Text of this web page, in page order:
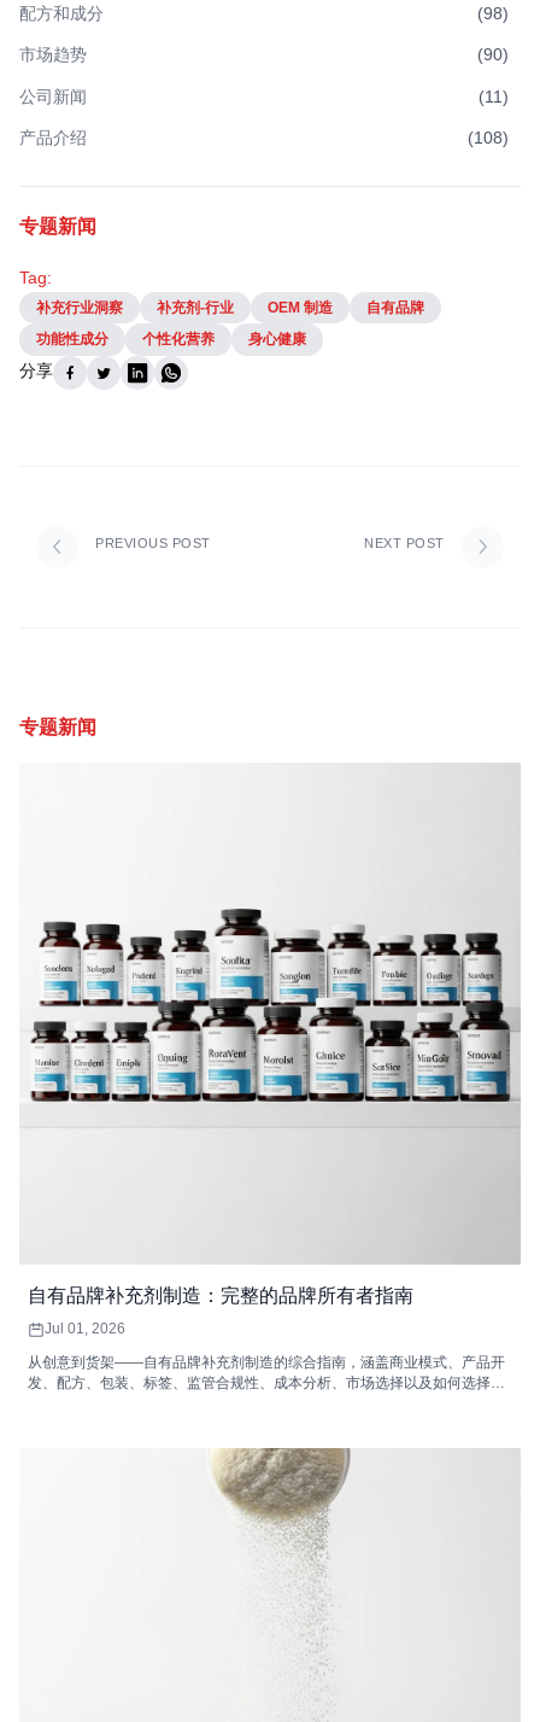
配方和成分 (98)
市场趋势 (90)
公司新闻 (11)
产品介绍 (108)
专题新闻
Tag:
补充行业洞察 补充剂-行业 OEM 制造
自有品牌
功能性成分
个性化营养 身心健康
分享
PREVIOUS POST NEXT POST
专题新闻
自有品牌补充剂制造：完整的品牌所有者指南
Jul 01, 2026
从创意到货架——自有品牌补充剂制造的综合指南，涵盖商业模式、产品开
发、配方、包装、标签、监管合规性、成本分析、市场选择以及如何选择合